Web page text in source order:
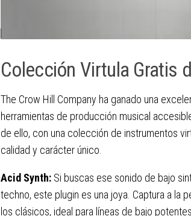
Colección Virtula Gratis
The Crow Hill Company ha ganado una
herramientas de producción musical
de ello, con una colección de instrumentos
calidad y carácter único.
Acid Synth: Si buscas ese sonido de bajo
techno, este plugin es una joya. Captura a la
los clásicos, ideal para líneas de bajo